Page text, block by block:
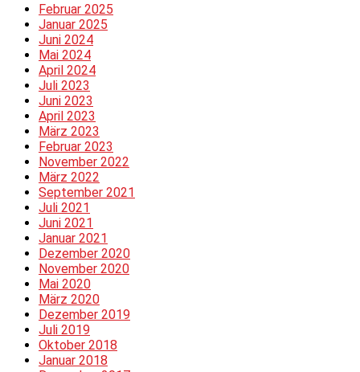
Februar 2025
Januar 2025
Juni 2024
Mai 2024
April 2024
Juli 2023
Juni 2023
April 2023
März 2023
Februar 2023
November 2022
März 2022
September 2021
Juli 2021
Juni 2021
Januar 2021
Dezember 2020
November 2020
Mai 2020
März 2020
Dezember 2019
Juli 2019
Oktober 2018
Januar 2018